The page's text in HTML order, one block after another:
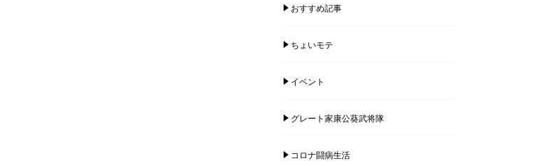
おすすめ記事
ちょいモテ
イベント
グレート家康公葵武将隊
コロナ闘病生活